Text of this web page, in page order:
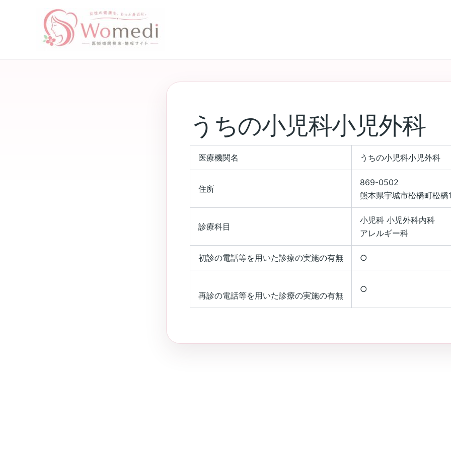
キ
うちの小児科小児外科
医療機関名 うちの小児科小児外科
住所
869-0502
熊本県宇城市松橋町松橋
診療科目
小児科 小児外科内科
アレルギー科
初診の電話等を用いた診療の実施の有無 ○
再診の電話等を用いた診療の実施の有無
○